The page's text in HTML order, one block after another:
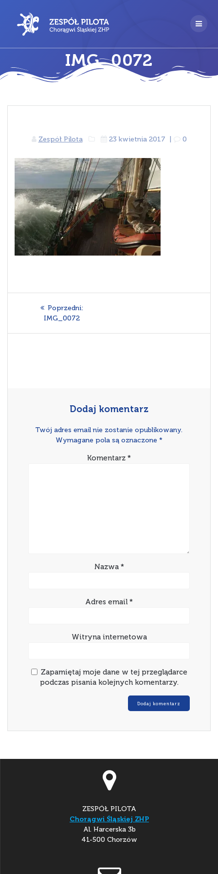
treści
IMG_0072
Zespół Pilota 23 kwietnia 2017 0
Nawigacja
wpisu
Poprzedni:Poprzedni
IMG_0072
Dodaj komentarz
Twój adres email nie zostanie opublikowany.
Wymagane pola są oznaczone *
Komentarz *
Nazwa *
Adres email *
Witryna internetowa
Zapamiętaj moje dane w tej przeglądarce
podczas pisania kolejnych komentarzy.
ZESPÓŁ PILOTA
Chorągwi Śląskiej ZHP
Al. Harcerska 3b
41-500 Chorzów